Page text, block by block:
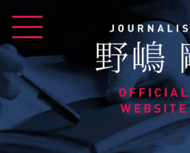
content